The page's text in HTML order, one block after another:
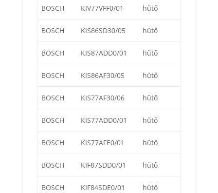
BOSCH KIV77VFF0/01 hűtő
BOSCH KIS86SD30/05 hűtő
BOSCH KIS87ADD0/01 hűtő
BOSCH KIS86AF30/05 hűtő
BOSCH KIS77AF30/06 hűtő
BOSCH KIS77ADD0/01 hűtő
BOSCH KIS77AFE0/01 hűtő
BOSCH KIF87SDD0/01 hűtő
BOSCH KIF84SDE0/01 hűtő